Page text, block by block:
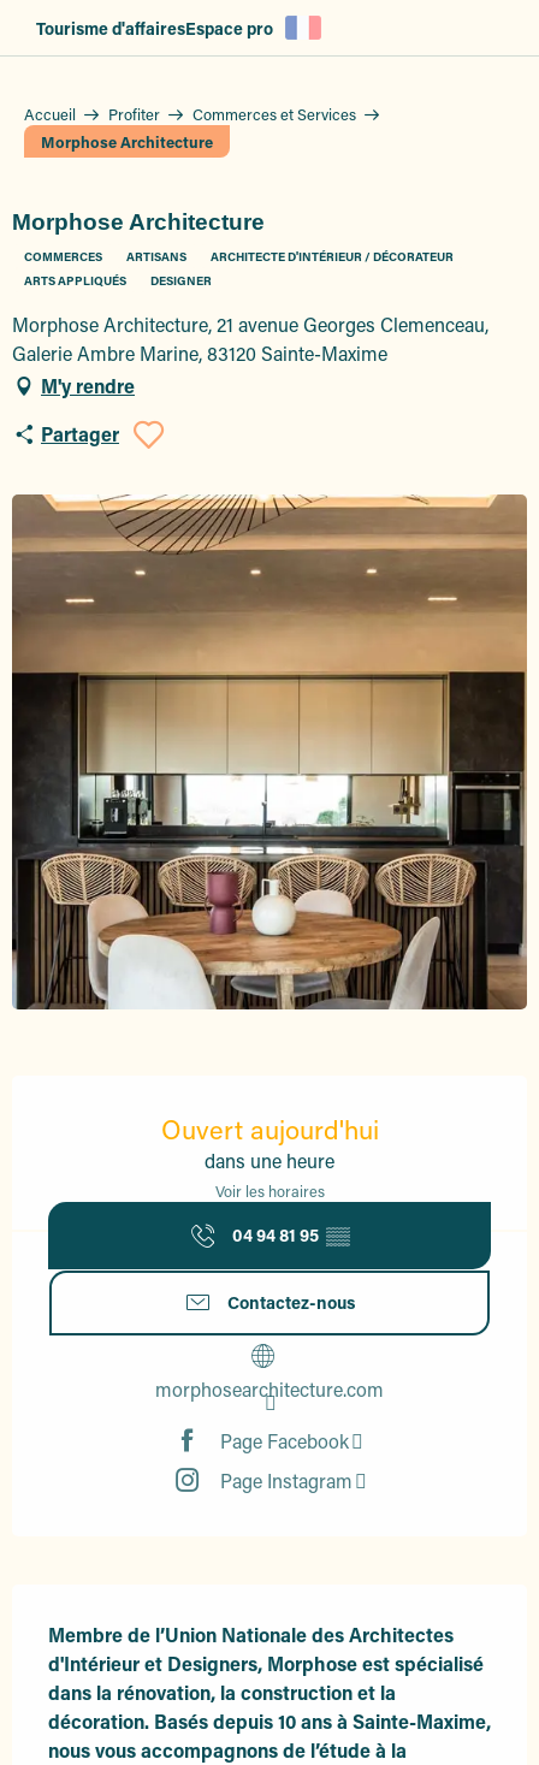
Tourisme d'affairesEspace pro
Accueil Profiter
Commerces et Services
Morphose Architecture
Morphose Architecture
COMMERCES ARTISANS
ARCHITECTE D'INTÉRIEUR / DÉCORATEUR
ARTS APPLIQUÉS
DESIGNER
Morphose Architecture, 21 avenue Georges Clemenceau,
Galerie Ambre Marine, 83120 Sainte-Maxime
M'y rendre
Partager
Ajouter aux favoris
Ouvert aujourd'hui
dans une heure
Voir les horaires
04 94 81 95 ▒▒
Contactez-nous
morphosearchitecture.com
Page Facebook
Page Instagram
Membre de l’Union Nationale des Architectes
d'Intérieur et Designers, Morphose est spécialisé
dans la rénovation, la construction et la
décoration. Basés depuis 10 ans à Sainte-Maxime,
nous vous accompagnons de l’étude à la